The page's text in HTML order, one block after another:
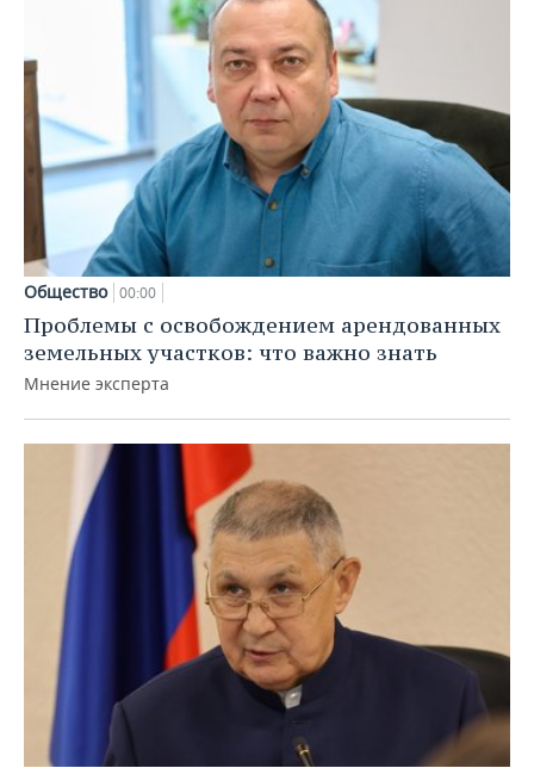
Общество 00:00
Проблемы с освобождением арендованных
земельных участков: что важно знать
Мнение эксперта